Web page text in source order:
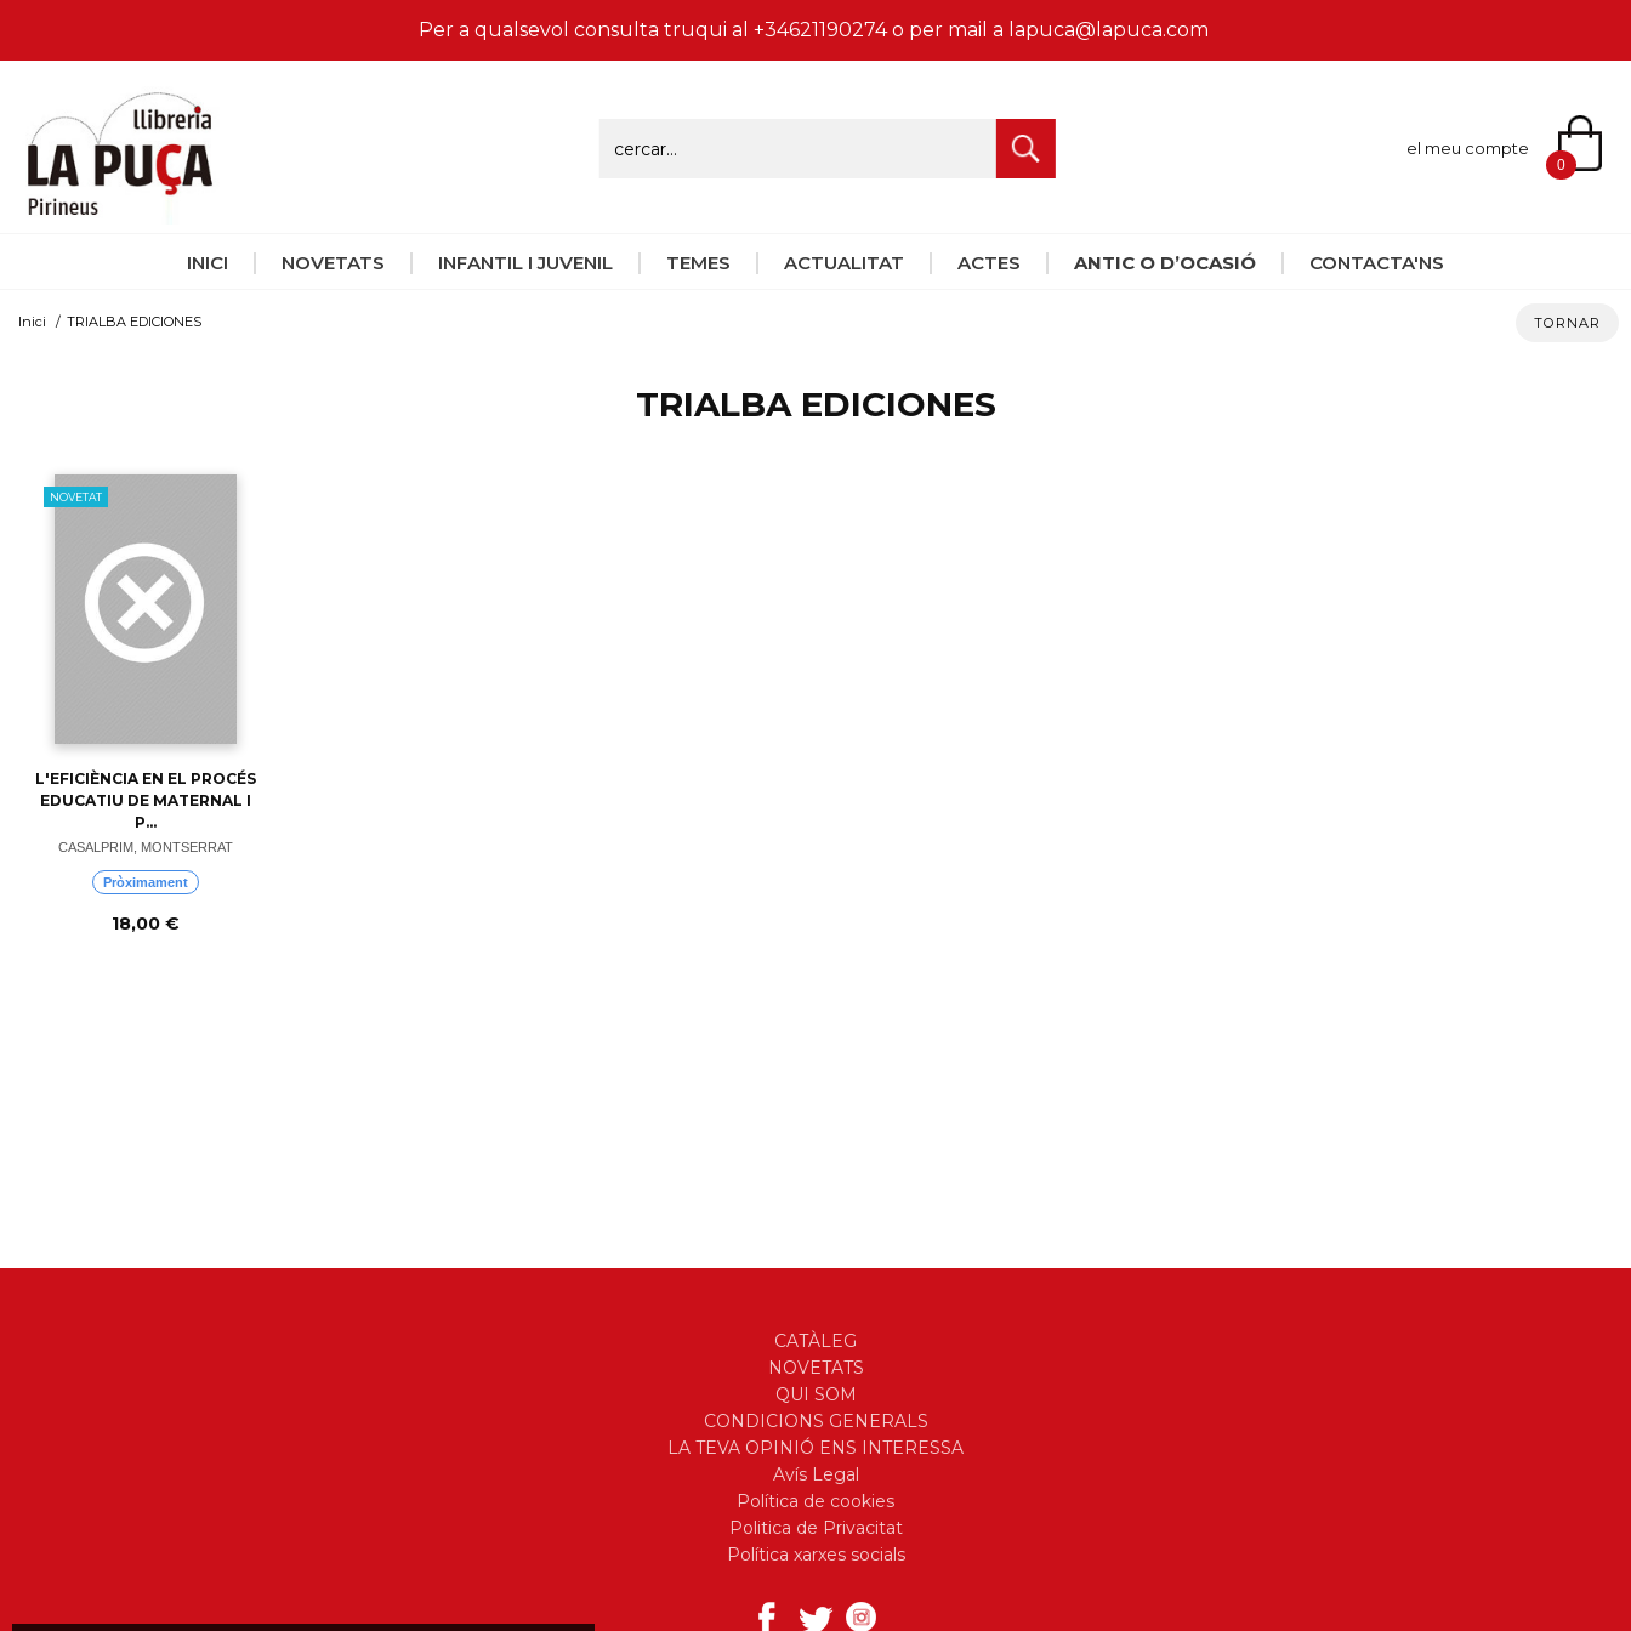
Per a qualsevol consulta truqui al +34621190274 o per mail a lapuca@lapuca.com
el meu compte
0
INICI NOVETATS INFANTIL I JUVENIL TEMES ACTUALITAT ACTES ANTIC O D’OCASIÓ CONTACTA'NS
Inici / TRIALBA EDICIONES TORNAR
TRIALBA EDICIONES
NOVETAT
L'EFICIÈNCIA EN EL PROCÉS
EDUCATIU DE MATERNAL I
P...
CASALPRIM, MONTSERRAT
Pròximament
18,00 €
CATÀLEG
NOVETATS
QUI SOM
CONDICIONS GENERALS
LA TEVA OPINIÓ ENS INTERESSA
Avís Legal
Política de cookies
Politica de Privacitat
Política xarxes socials